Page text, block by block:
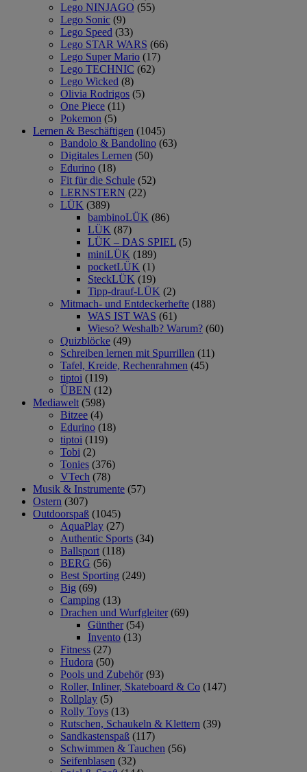
Lego NINJAGO (55)
Lego Sonic (9)
Lego Speed (33)
Lego STAR WARS (66)
Lego Super Mario (17)
Lego TECHNIC (62)
Lego Wicked (8)
Olivia Rodrigos (5)
One Piece (11)
Pokemon (5)
Lernen & Beschäftigen (1045)
Bandolo & Bandolino (63)
Digitales Lernen (50)
Edurino (18)
Fit für die Schule (52)
LERNSTERN (22)
LÜK (389)
bambinoLÜK (86)
LÜK (87)
LÜK – DAS SPIEL (5)
miniLÜK (189)
pocketLÜK (1)
SteckLÜK (19)
Tipp-drauf-LÜK (2)
Mitmach- und Entdeckerhefte (188)
WAS IST WAS (61)
Wieso? Weshalb? Warum? (60)
Quizblöcke (49)
Schreiben lernen mit Spurrillen (11)
Tafel, Kreide, Rechenrahmen (45)
tiptoi (119)
ÜBEN (12)
Mediawelt (598)
Bitzee (4)
Edurino (18)
tiptoi (119)
Tobi (2)
Tonies (376)
VTech (78)
Musik & Instrumente (57)
Ostern (307)
Outdoorspaß (1045)
AquaPlay (27)
Authentic Sports (34)
Ballsport (118)
BERG (56)
Best Sporting (249)
Big (69)
Camping (13)
Drachen und Wurfgleiter (69)
Günther (54)
Invento (13)
Fitness (27)
Hudora (50)
Pools und Zubehör (93)
Roller, Inliner, Skateboard & Co (147)
Rollplay (5)
Rolly Toys (13)
Rutschen, Schaukeln & Klettern (39)
Sandkastenspaß (117)
Schwimmen & Tauchen (56)
Seifenblasen (32)